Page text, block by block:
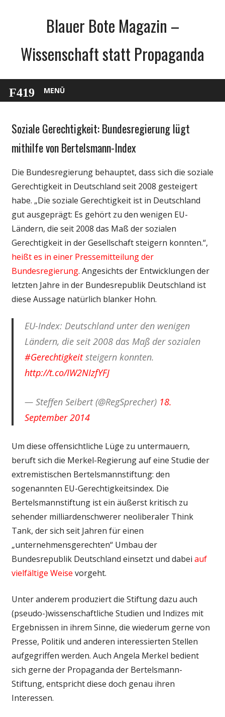
Blauer Bote Magazin –
Wissenschaft statt Propaganda
MENÜ
Gesellschaft
Soziale Gerechtigkeit: Bundesregierung lügt
mithilfe von Bertelsmann-Index
Die Bundesregierung behauptet, dass sich die soziale
Gerechtigkeit in Deutschland seit 2008 gesteigert
habe. „Die soziale Gerechtigkeit ist in Deutschland
gut ausgeprägt: Es gehört zu den wenigen EU-
Ländern, die seit 2008 das Maß der sozialen
Gerechtigkeit in der Gesellschaft steigern konnten.“,
heißt es in einer Pressemitteilung der
Bundesregierung. Angesichts der Entwicklungen der
letzten Jahre in der Bundesrepublik Deutschland ist
diese Aussage natürlich blanker Hohn.
EU-Index: Deutschland unter den wenigen
Ländern, die seit 2008 das Maß der sozialen
#Gerechtigkeitsteigern konnten.
http://t.co/IW2NIzfYFJ
— Steffen Seibert (@RegSprecher) 18.
September 2014
Um diese offensichtliche Lüge zu untermauern,
beruft sich die Merkel-Regierung auf eine Studie der
extremistischen Bertelsmannstiftung: den
sogenannten EU-Gerechtigkeitsindex. Die
Bertelsmannstiftung ist ein äußerst kritisch zu
sehender milliardenschwerer neoliberaler Think
Tank, der sich seit Jahren für einen
„unternehmensgerechten“ Umbau der
Bundesrepublik Deutschland einsetzt und dabei auf
vielfältige Weise vorgeht.
Unter anderem produziert die Stiftung dazu auch
(pseudo-)wissenschaftliche Studien und Indizes mit
Ergebnissen in ihrem Sinne, die wiederum gerne von
Presse, Politik und anderen interessierten Stellen
aufgegriffen werden. Auch Angela Merkel bedient
sich gerne der Propaganda der Bertelsmann-
Stiftung, entspricht diese doch genau ihren
Interessen.